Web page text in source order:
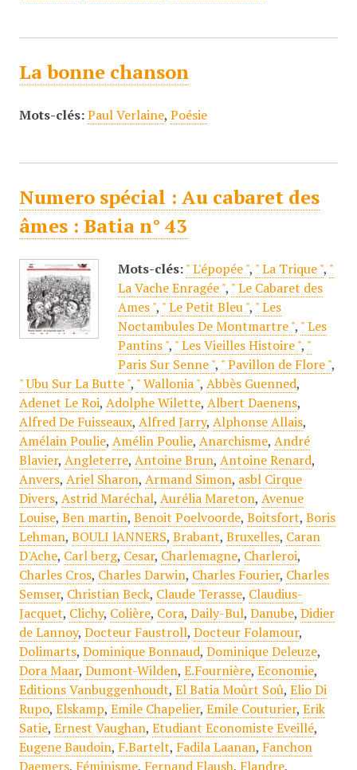
La bonne chanson
Mots-clés: Paul Verlaine, Poésie
Numero spécial : Au cabaret des
âmes : Batia n° 43
Mots-clés: " L'épopée ", " La Trique ", "
La Vache Enragée ", " Le Cabaret des
Ames ", " Le Petit Bleu ", " Les
Noctambules De Montmartre ", " Les
Pantins ", " Les Vieilles Histoire ", "
Paris Sur Senne ", " Pavillon de Flore ",
" Ubu Sur La Butte ", " Wallonia ", Abbès Guenned,
Adenet Le Roi, Adolphe Wilette, Albert Daenens,
Alfred De Fuisseaux, Alfred Jarry, Alphonse Allais,
Amélain Poulie, Amélin Poulie, Anarchisme, André
Blavier, Angleterre, Antoine Brun, Antoine Renard,
Anvers, Ariel Sharon, Armand Simon, asbl Cirque
Divers, Astrid Maréchal, Aurélia Mareton, Avenue
Louise, Ben martin, Benoit Poelvoorde, Boitsfort, Boris
Lehman, BOULI lANNERS, Brabant, Bruxelles, Caran
D'Ache, Carl berg, Cesar, Charlemagne, Charleroi,
Charles Cros, Charles Darwin, Charles Fourier, Charles
Semser, Christian Beck, Claude Terasse, Claudius-
Jacquet, Clichy, Colière, Cora, Daily-Bul, Danube, Didier
de Lannoy, Docteur Faustroll, Docteur Folamour,
Dolimarts, Dominique Bonnaud, Dominique Deleuze,
Dora Maar, Dumont-Wilden, E.Fournière, Economie,
Editions Vanbuggenhoudt, El Batia Moûrt Soû, Elio Di
Rupo, Elskamp, Emile Chapelier, Emile Couturier, Erik
Satie, Ernest Vaughan, Etudiant Economiste Eveillé,
Eugene Baudoin, F.Bartelt, Fadila Laanan, Fanchon
Daemers, Féminisme, Fernand Flaush, Flandre,